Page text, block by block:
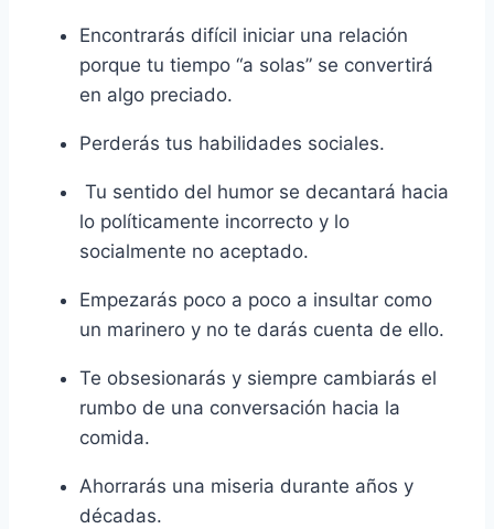
Encontrarás difícil iniciar una relación
porque tu tiempo “a solas” se convertirá
en algo preciado.
Perderás tus habilidades sociales.
Tu sentido del humor se decantará hacia
lo políticamente incorrecto y lo
socialmente no aceptado.
Empezarás poco a poco a insultar como
un marinero y no te darás cuenta de ello.
Te obsesionarás y siempre cambiarás el
rumbo de una conversación hacia la
comida.
Ahorrarás una miseria durante años y
décadas.